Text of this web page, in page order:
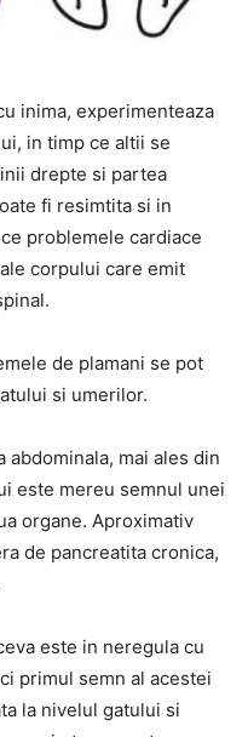
inima, experimenteaza
in timp ce altii se
drepte si partea
fi resimtita si in
problemele cardiace
corpului care emit
de plamani se pot
si umerilor.
abdominala, mai ales din
este mereu semnul unei
organe. Aproximativ
de pancreatita cronica,
este in neregula cu
primul semn al acestei
la nivelul gatului si